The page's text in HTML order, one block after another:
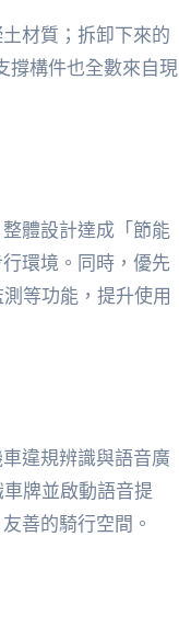
材質；拆卸下來的
撐構件也全數來自現
體設計達成「節能
環境。同時，優先
等功能，提升使用
違規辨識與語音廣
牌並啟動語音提
善的騎行空間。